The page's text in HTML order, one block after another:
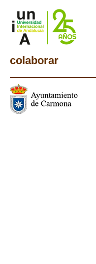
colaborar